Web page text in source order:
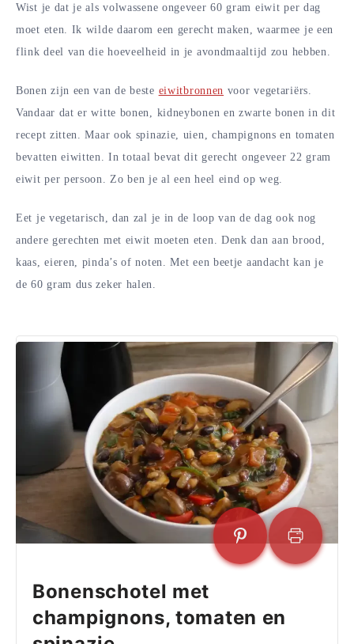
Wist je dat je als volwassene ongeveer 60 gram eiwit per dag
moet eten. Ik wilde daarom een gerecht maken, waarmee je een
flink deel van die hoeveelheid in je avondmaaltijd zou hebben.
Bonen zijn een van de beste eiwitbronnen voor vegetariërs.
Vandaar dat er witte bonen, kidneybonen en zwarte bonen in dit
recept zitten. Maar ook spinazie, uien, champignons en tomaten
bevatten eiwitten. In totaal bevat dit gerecht ongeveer 22 gram
eiwit per persoon. Zo ben je al een heel eind op weg.
Eet je vegetarisch, dan zal je in de loop van de dag ook nog
andere gerechten met eiwit moeten eten. Denk dan aan brood,
kaas, eieren, pinda’s of noten. Met een beetje aandacht kan je
de 60 gram dus zeker halen.
Bonenschotel met
champignons, tomaten en